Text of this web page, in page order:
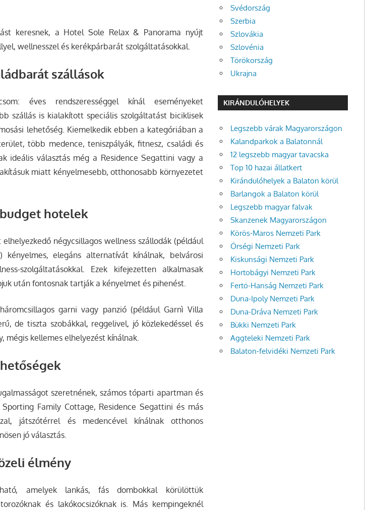
keresnek, a Hotel Sole Relax & Panorama nyújt
wellnesszel és kerékpárbarát szolgáltatásokkal.
szállások
éves rendszerességgel kínál eseményeket
szállás is kialakított speciális szolgáltatást biciklisek
lehetőség. Kiemelkedik ebben a kategóriában a
több medence, teniszpályák, fitnesz, családi és
ideális választás még a Residence Segattini vagy a
miatt kényelmesebb, otthonosabb környezetet
hotelek
négycsillagos wellness szállodák (például
elegáns alternatívát kínálnak, belvárosi
szolgáltatásokkal. Ezek kifejezetten alkalmasak
után fontosnak tartják a kényelmet és pihenést.
garni vagy panzió (például Garnì Villa
de tiszta szobákkal, reggelivel, jó közlekedéssel és
mégis kellemes elhelyezést kínálnak.
szeretnének, számos tóparti apartman és
Family Cottage, Residence Segattini és más
játszótérrel és medencével kínálnak otthonos
jó választás.
élmény
amelyek lankás, fás dombokkal körülöttük
és lakókocsizóknak is. Más kempingeknél
Svédország
Szerbia
Szlovákia
Szlovénia
Törökország
Ukrajna
KIRÁNDULÓHELYEK
Legszebb várak Magyarországon
Kalandparkok a Balatonnál
12 legszebb magyar tavacska
Top 10 hazai állatkert
Kirándulóhelyek a Balaton körül
Barlangok a Balaton körül
Legszebb magyar falvak
Skanzenek Magyarországon
Körös-Maros Nemzeti Park
Őrségi Nemzeti Park
Kiskunsági Nemzeti Park
Hortobágyi Nemzeti Park
Fertő-Hanság Nemzeti Park
Duna-Ipoly Nemzeti Park
Duna-Dráva Nemzeti Park
Bükki Nemzeti Park
Aggteleki Nemzeti Park
Balaton-felvidéki Nemzeti Park